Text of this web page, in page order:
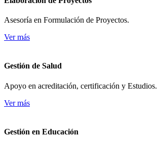
Asesoría en Formulación de Proyectos.
Ver más
Gestión de Salud
Apoyo en acreditación, certificación y Estudios.
Ver más
Gestión en Educación